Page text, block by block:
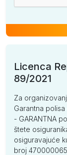
Licenca
89/2021
Za
Garantna polisa
- GARANTNA
štete
osiguravajuće
broj